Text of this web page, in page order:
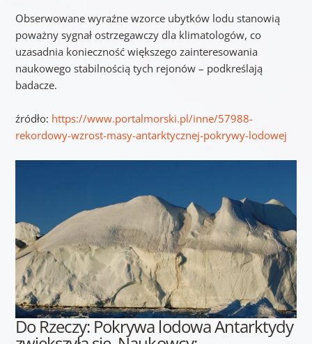
Obserwowane wyraźne wzorce ubytków lodu stanowią
poważny sygnał ostrzegawczy dla klimatologów, co
uzasadnia konieczność większego zainteresowania
naukowego stabilnością tych rejonów – podkreślają
badacze.
źródło: https://www.portalmorski.pl/inne/57988-
rekordowy-wzrost-masy-antarktycznej-pokrywy-lodowej
Do Rzeczy: Pokrywa lodowa Antarktydy